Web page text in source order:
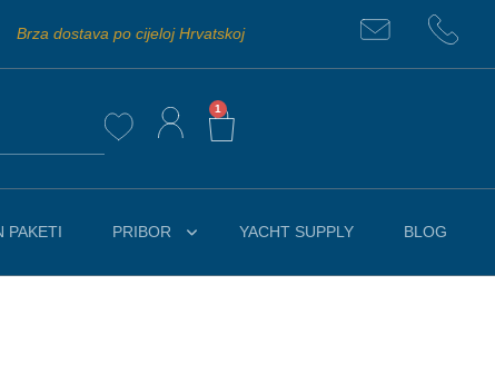
Brza dostava po cijeloj Hrvatskoj
1
PAKETI PRIBOR YACHT SUPPLY BLOG